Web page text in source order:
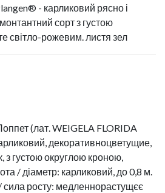
- карликовий рясно і
сорт з густою
світло-рожевим. листя зел
(лат. WEIGELA FLORIDA
декоративноцветущие,
з густою округлою кроною,
/ діаметр: карликовий, до 0,8 м.
сила росту: медленнорастущєє